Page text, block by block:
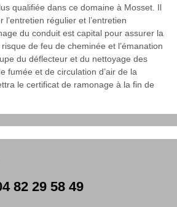
qualifiée dans ce domaine à Mosset. Il
régulier et l’entretien
du conduit est capital pour assurer la
de feu de cheminée et l’émanation
du déflecteur et du nettoyage des
fumée et de circulation d’air de la
le certificat de ramonage à la fin de
82 29 58 49